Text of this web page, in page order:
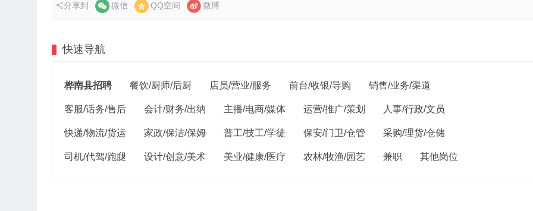
分享到 微信 QQ空间 微博
快速导航
桦南县招聘 餐饮/厨师/后厨 店员/营业/服务 前台/收银/导购 销售/业务/渠道
客服/话务/售后 会计/财务/出纳 主播/电商/媒体 运营/推广/策划 人事/行政/文员
快递/物流/货运 家政/保洁/保姆 普工/技工/学徒 保安/门卫/仓管 采购/理货/仓储
司机/代驾/跑腿 设计/创意/美术 美业/健康/医疗 农林/牧渔/园艺 兼职 其他岗位